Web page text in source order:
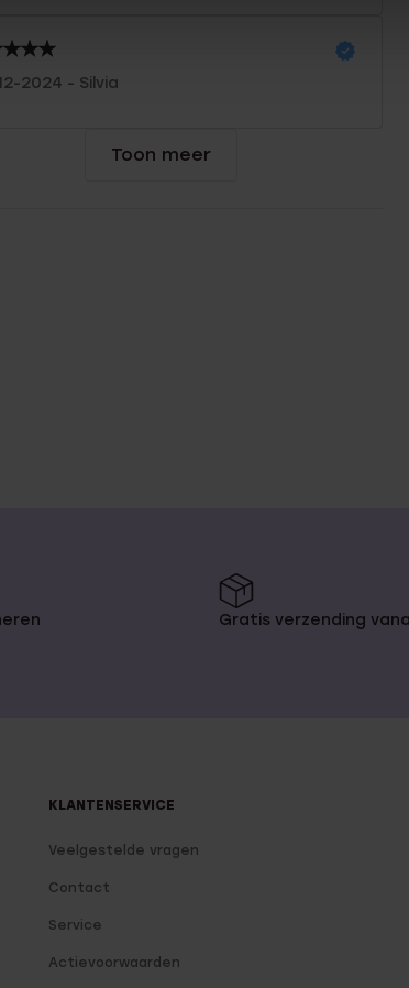
2024 - Silvia
Toon meer
Gratis verzending
KLANTENSERVICE
Veelgestelde vragen
Contact
Service
Actievoorwaarden